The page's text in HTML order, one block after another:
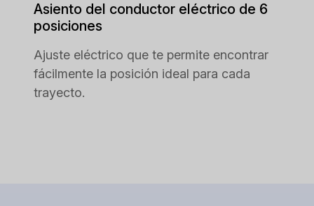
Asiento del conductor eléctrico de 6
posiciones
Ajuste eléctrico que te permite encontrar
fácilmente la posición ideal para cada
trayecto.